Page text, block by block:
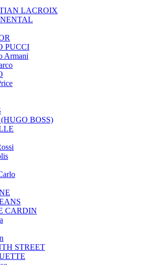
LACROIX
PUCCI
Armani
BOSS)
CARDIN
STREET